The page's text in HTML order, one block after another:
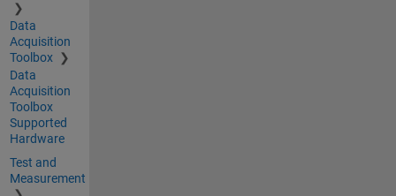
Data
Acquisition
Toolbox
Data
Acquisition
Toolbox
Supported
Hardware
Test and
Measurement